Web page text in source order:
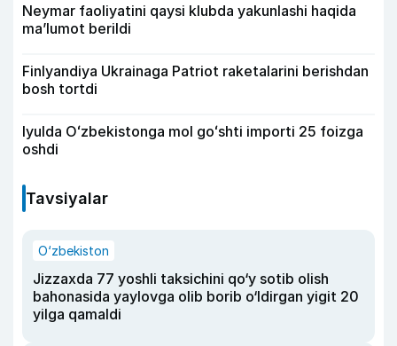
Neymar faoliyatini qaysi klubda yakunlashi haqida
ma’lumot berildi
Finlyandiya Ukrainaga Patriot raketalarini berishdan
bosh tortdi
Iyulda Oʻzbekistonga mol goʻshti importi 25 foizga
oshdi
Tavsiyalar
O‘zbekiston
Jizzaxda 77 yoshli taksichini qo‘y sotib olish
bahonasida yaylovga olib borib o‘ldirgan yigit 20
yilga qamaldi